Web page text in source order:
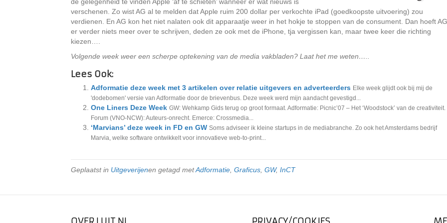
verschenen. Zo wist AG al te melden dat Apple ruim 200 dollar per verkochte iPad (goedkoopste uitvoering) zou
verdienen. En AG kon het niet nalaten ook dit apparaatje weer in het hokje te stoppen van de consument. Dan hoeft AG
er verder niets meer over te schrijven, deden ze ook met de iPhone, tja vergissen kan, maar twee keer die richting
kiezen….
Volgende week weer een scherpe optekening van de media vakbladen? Laat het me weten…..
Lees Ook:
Adformatie deze week met 3 artikelen over relatie uitgevers en adverteerders Elke week glijdt ook bij mij de
'dodebomen' versie van Adformatie door de brievenbus. Deze week werd mijn aandacht gevestigd...
One Liners Deze Week GW: Wehkamp Gids terug op groot formaat. Adformatie: Picnic’07 – Het ‘Woodstock’ van de creativiteit.
Forum (VNO-NCW): Auteurs-onrecht. Emerce: Crossmedia...
‘Marvians’ deze week in FD en GW Soms adviseer ik kleine startups in de mediabranche. Zo ook het Amsterdams bedrijf
Marvia, welke software ontwikkelt voor innovatieve web-to-print...
Geplaatst in Uitgeverijenen getagd metAdformatie Graficus GW, InCT